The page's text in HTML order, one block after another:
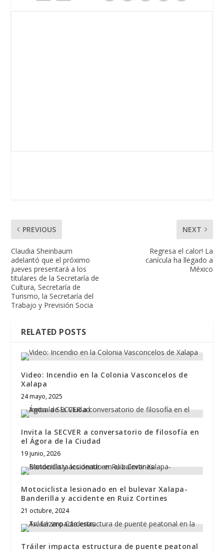
PREVIOUS
Claudia Sheinbaum
adelantó que el próximo
jueves presentará a los
titulares de la Secretaría de
Cultura, Secretaría de
Turismo, la Secretaría del
Trabajo y Previsión Socia
NEXT
Regresa el calor! La
canícula ha llegado a
México
RELATED POSTS
Video: Incendio en la Colonia Vasconcelos de
Xalapa
24 mayo, 2025
Invita la SECVER a conversatorio de filosofía en
el Ágora de la Ciudad
19 junio, 2026
Motociclista lesionado en el bulevar Xalapa-
Banderilla y accidente en Ruiz Cortines
21 octubre, 2024
Tráiler impacta estructura de puente peatonal